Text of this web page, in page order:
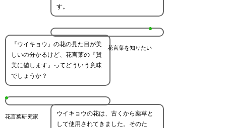
す。
花言葉を知りたい
『ウイキョウ』の花の見た目が美
しいの分かるけど、花言葉の『賛
美に値します』ってどういう意味
でしょうか？
花言葉研究家
ウイキョウの花は、古くから薬草と
して使用されてきました。そのた